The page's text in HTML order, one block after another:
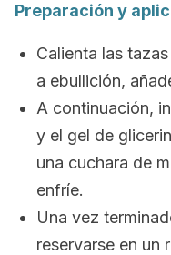
Preparación y
Calienta las
a ebullición,
A continuación,
y el gel de
una cuchara de
enfríe.
Una vez
reservarse en un